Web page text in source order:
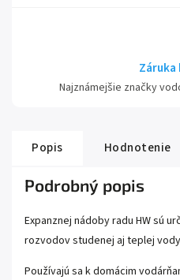
Najznámejšie značky
Popis Hodnotenie
Podrobný popis
Expanznej nádoby radu HW sú
rozvodov studenej aj teplej vody
Používajú sa k domácim